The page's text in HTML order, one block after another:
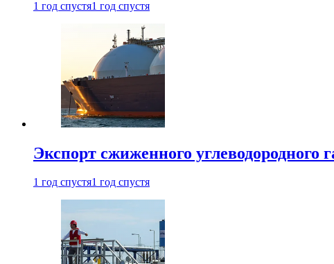
1 год спустя1 год спустя
Экспорт сжиженного углеводородного
1 год спустя1 год спустя